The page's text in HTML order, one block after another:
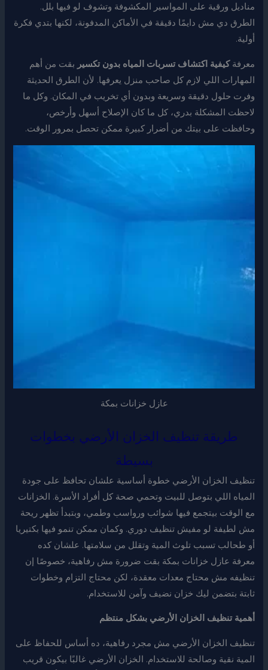
مناديل ورقية على المواسير المكشوفة وتشوف لو فيها بلل.
الطرق دي مش دايمًا دقيقة في الأماكن المدفونة، لكنها بتدي فكرة
أولية.
معرفةكيفية اكتشاف تسربات المياه بدون تكسير بقت من أهم
المهارات اللي لازم كل صاحب منزل يعرفها. لأن الطرق الحديثة
وفرت حلول دقيقة وسريعة وبدون أي تخريب في المكان. وكل ما
لاحظت المشكلة بدري، كل ما كان الإصلاح أسهل وأرخص،
وحافظت على بيتك من أضرار كبيرة ممكن تحصل بمرور الوقت.
عازل خزانات بمكة
طريقة تنظيف الخزان الأرضي بخطوات
بسيطة
تنظيف الخزان الأرضي خطوة أساسية علشان تحافظ على جودة
المياه اللي بتوصل للبيت وتحمي صحة كل أفراد الأسرة. الخزانات
مع الوقت بيتجمع فيها شوائب ورواسب وطمي، وبتبدأ تظهر ريحة
مش لطيفة لو مفيش تنظيف دوري. وكمان ممكن تنمو فيها بكتيريا
أو طحالب تسبب تلوث المية وتقلل من سلامتها. علشان كده
معرفة عازل خزانات بمكة بقت ضرورة مش رفاهية، خصوصًا إن
تنظيفه مش محتاج معدات معقدة، لكن محتاج التزام وخطوات
ثابتة بتضمن ليك خزان نضيف وآمن للاستخدام.
أهمية تنظيف الخزان الأرضي بشكل منتظم
تنظيف الخزان الأرضي مش مجرد رفاهية، ده أساس للحفاظ على
المية نقية وصالحة للاستخدام. الخزان الأرضي غالبًا بيكون قريب